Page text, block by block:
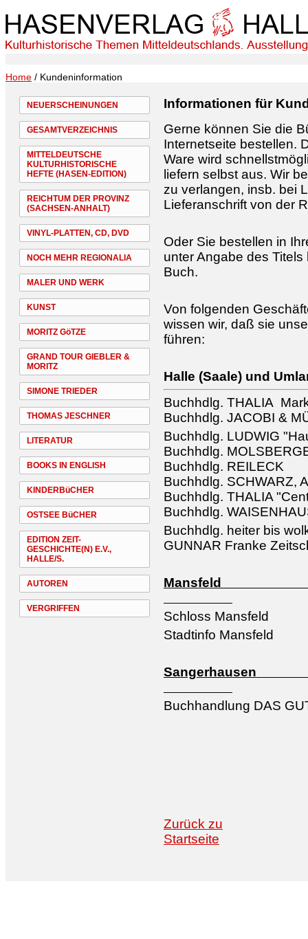
Home / Kundeninformation
NEUERSCHEINUNGEN
GESAMTVERZEICHNIS
MITTELDEUTSCHE
KULTURHISTORISCHE
HEFTE (HASEN-EDITION)
REICHTUM DER PROVINZ
(SACHSEN-ANHALT)
VINYL-PLATTEN, CD, DVD
NOCH MEHR REGIONALIA
MALER UND WERK
KUNST
MORITZ GöTZE
GRAND TOUR GIEBLER &
MORITZ
SIMONE TRIEDER
THOMAS JESCHNER
LITERATUR
BOOKS IN ENGLISH
KINDERBüCHER
OSTSEE BüCHER
EDITION ZEIT-
GESCHICHTE(N) E.V.,
HALLE/S.
AUTOREN
VERGRIFFEN
Informationen für
Gerne können Sie die
Internetseite bestellen.
Ware wird
liefern selbst aus. Wir
zu verlangen, insb. bei
Lieferanschrift von der
Oder Sie bestellen in
unter Angabe des
Buch.
Von folgenden
wissen wir, daß sie
führen:
Halle (Saale) und
Buchhdlg. THALIA
Buchhdlg. JACOBI &
Buchhdlg. LUDWIG
Buchhdlg.
Buchhdlg. REILECK
Buchhdlg. SCHWARZ,
Buchhdlg. THALIA
Buchhdlg.
Buchhdlg. heiter bis
GUNNAR Franke
Schloss Mansfeld
Stadtinfo Mansfeld
Buchhandlung DAS
Zurück zu
Startseite